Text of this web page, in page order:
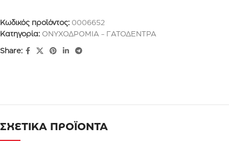
Κωδικός προϊόντος: 0006652
Κατηγορία: ΟΝΥΧΟΔΡΟΜΙΑ - ΓΑΤΟΔΕΝΤΡΑ
Share:
ΣΧΕΤΙΚΑ ΠΡΟΪΟΝΤΑ